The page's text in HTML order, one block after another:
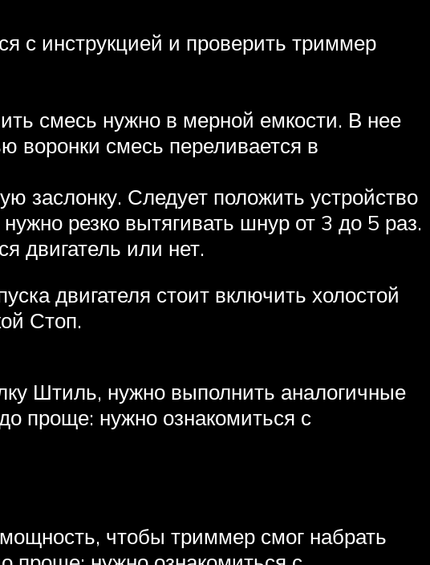
с инструкцией и проверить триммер
смесь нужно в мерной емкости. В нее
воронки смесь переливается в
заслонку. Следует положить устройство
резко вытягивать шнур от 3 до 5 раз.
двигатель или нет.
двигателя стоит включить холостой
Стоп.
Штиль, нужно выполнить аналогичные
проще: нужно ознакомиться с
чтобы триммер смог набрать